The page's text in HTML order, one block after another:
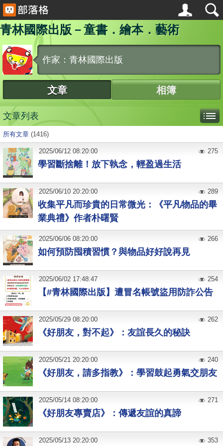
青林國際出版－童書．繪本．藝術
作家：青林國際出版
文章 相簿
文章列表
所有文章 (1416)
學習斷捨離！放下執念，輕盈過生活
2025/06/12 08:20:00 275
收集平凡而珍貴的日常微光：《平凡物品的畢
業典禮》作者朴曙賢
2025/06/10 20:20:00 289
如何預防囤積習慣？與物品好好說再見
2025/06/06 08:20:00 266
【#青林國際出版】遭冒名帳號盜用防詐公告
2025/06/02 17:48:47 254
《好朋友，對不起》：友誼長久的秘訣
2025/05/29 08:20:00 262
《好朋友，請多指教》：學習鼓起勇氣交朋友
2025/05/21 20:20:00 240
《好朋友專賣店》：傳遞友誼的真諦
2025/05/14 08:20:00 271
2025/05/13 20:20:00 353